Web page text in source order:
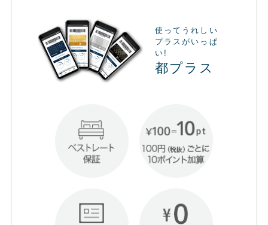
使ってうれしい
プラスがいっぱ
い!
都プラス